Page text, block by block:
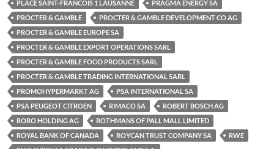
PLACE SAINT-FRANCOIS 1 LAUSANNE
PRAGMA ENERGY SA
PROCTER & GAMBLE
PROCTER & GAMBLE DEVELOPMENT CO AG
PROCTER & GAMBLE EUROPE SA
PROCTER & GAMBLE EXPORT OPERATIONS SARL
PROCTER & GAMBLE FOOD PRODUCTS SARL
PROCTER & GAMBLE TRADING INTERNATIONAL SARL
PROMOHYPERMARKT AG
PSA INTERNATIONAL SA
PSA PEUGEOT CITROEN
RIMACO SA
ROBERT BOSCH AG
RORO HOLDING AG
ROTHMANS OF PALL MALL LIMITED
ROYAL BANK OF CANADA
ROYCAN TRUST COMPANY SA
RWE